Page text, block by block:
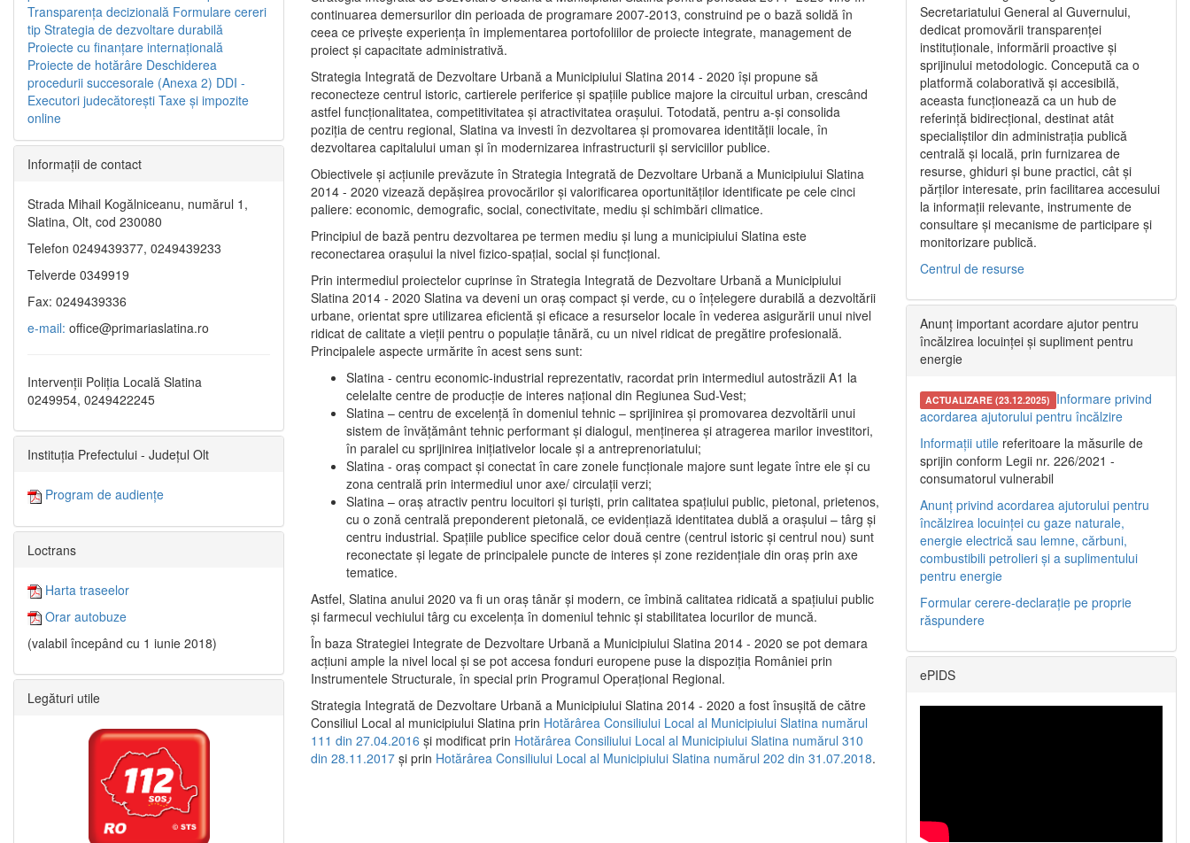
continuarea demersurilor din perioada de programare 2007-2013, construind pe o bază solidă în
ceea ce priveşte experienţa în implementarea portofoliilor de proiecte integrate, management de
proiect și capacitate administrativă.
Strategia Integrată de Dezvoltare Urbană a Municipiului Slatina 2014 - 2020 își propune să
reconecteze centrul istoric, cartierele periferice şi spaţiile publice majore la circuitul urban, crescând
astfel funcţionalitatea, competitivitatea şi atractivitatea oraşului. Totodată, pentru a-şi consolida
poziţia de centru regional, Slatina va investi în dezvoltarea şi promovarea identităţii locale, în
dezvoltarea capitalului uman şi în modernizarea infrastructurii şi serviciilor publice.
Obiectivele şi acţiunile prevăzute în Strategia Integrată de Dezvoltare Urbană a Municipiului Slatina
2014 - 2020 vizează depășirea provocărilor şi valorificarea oportunităţilor identificate pe cele cinci
paliere: economic, demografic, social, conectivitate, mediu şi schimbări climatice.
Principiul de bază pentru dezvoltarea pe termen mediu şi lung a municipiului Slatina este
reconectarea oraşului la nivel fizico-spaţial, social şi funcţional.
Prin intermediul proiectelor cuprinse în Strategia Integrată de Dezvoltare Urbană a Municipiului
Slatina 2014 - 2020 Slatina va deveni un oraş compact şi verde, cu o înţelegere durabilă a dezvoltării
urbane, orientat spre utilizarea eficientă şi eficace a resurselor locale în vederea asigurării unui nivel
ridicat de calitate a vieţii pentru o populaţie tânără, cu un nivel ridicat de pregătire profesională.
Principalele aspecte urmărite în acest sens sunt:
Slatina - centru economic-industrial reprezentativ, racordat prin intermediul autostrăzii A1 la
celelalte centre de producţie de interes naţional din Regiunea Sud-Vest;
Slatina – centru de excelenţă în domeniul tehnic – sprijinirea şi promovarea dezvoltării unui
sistem de învăţământ tehnic performant şi dialogul, menţinerea şi atragerea marilor investitori,
în paralel cu sprijinirea iniţiativelor locale şi a antreprenoriatului;
Slatina - oraş compact şi conectat în care zonele funcţionale majore sunt legate între ele şi cu
zona centrală prin intermediul unor axe/ circulații verzi;
Slatina – oraş atractiv pentru locuitori şi turişti, prin calitatea spaţiului public, pietonal, prietenos,
cu o zonă centrală preponderent pietonală, ce evidenţiază identitatea dublă a oraşului – târg şi
centru industrial. Spaţiile publice specifice celor două centre (centrul istoric şi centrul nou) sunt
reconectate şi legate de principalele puncte de interes şi zone rezidenţiale din oraş prin axe
tematice.
Astfel, Slatina anului 2020 va fi un oraş tânăr şi modern, ce îmbină calitatea ridicată a spaţiului public
şi farmecul vechiului târg cu excelenţa în domeniul tehnic şi stabilitatea locurilor de muncă.
În baza Strategiei Integrate de Dezvoltare Urbană a Municipiului Slatina 2014 - 2020 se pot demara
acţiuni ample la nivel local şi se pot accesa fonduri europene puse la dispoziţia României prin
Instrumentele Structurale, în special prin Programul Operațional Regional.
Strategia Integrată de Dezvoltare Urbană a Municipiului Slatina 2014 - 2020 a fost însuşită de către
Consiliul Local al municipiului Slatina prin Hotărârea Consiliului Local al Municipiului Slatina numărul
111 din 27.04.2016 și modificat prin Hotărârea Consiliului Local al Municipiului Slatina numărul 310
din 28.11.2017 și prin Hotărârea Consiliului Local al Municipiului Slatina numărul 202 din 31.07.2018.
Transparenţa decizională Formulare cereri
tip Strategia de dezvoltare durabilă
Proiecte cu finanţare internaţională
Proiecte de hotărâre Deschiderea
procedurii succesorale (Anexa 2) DDI -
Executori judecătorești Taxe şi impozite
online
Informaţii de contact
Strada Mihail Kogălniceanu, numărul 1,
Slatina, Olt, cod 230080
Telefon 0249439377, 0249439233
Telverde 0349919
Fax: 0249439336
e-mail: office@primariaslatina.ro
Intervenții Poliția Locală Slatina
0249954, 0249422245
Instituția Prefectului - Județul Olt
Program de audiențe
Loctrans
Harta traseelor
Orar autobuze
(valabil începând cu 1 iunie 2018)
Legături utile
Secretariatului General al Guvernului,
dedicat promovării transparenței
instituționale, informării proactive și
sprijinului metodologic. Concepută ca o
platformă colaborativă și accesibilă,
aceasta funcționează ca un hub de
referință bidirecțional, destinat atât
specialiștilor din administrația publică
centrală și locală, prin furnizarea de
resurse, ghiduri și bune practici, cât și
părților interesate, prin facilitarea accesului
la informații relevante, instrumente de
consultare și mecanisme de participare și
monitorizare publică.
Centrul de resurse
Anunț important acordare ajutor pentru
încălzirea locuinței și supliment pentru
energie
ACTUALIZARE (23.12.2025) Informare privind
acordarea ajutorului pentru încălzire
Informații utile referitoare la măsurile de
sprijin conform Legii nr. 226/2021 -
consumatorul vulnerabil
Anunț privind acordarea ajutorului pentru
încălzirea locuinței cu gaze naturale,
energie electrică sau lemne, cărbuni,
combustibili petrolieri și a suplimentului
pentru energie
Formular cerere-declarație pe proprie
răspundere
ePIDS